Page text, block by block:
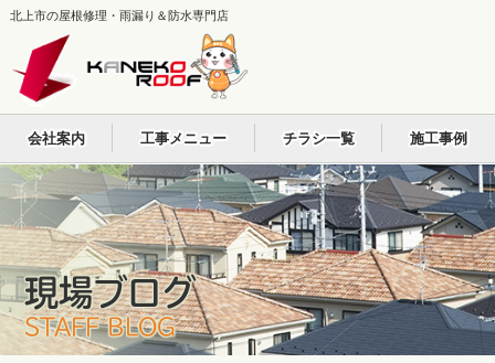
北上市の屋根修理・雨漏り＆防水専門店
会社案内 工事メニュー チラシ一覧 施工事例
現場ブログ
STAFF BLOG